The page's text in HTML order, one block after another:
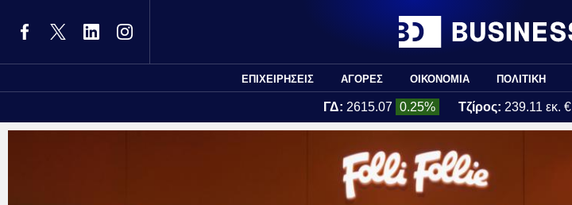
ΕΠΙΧΕΙΡΗΣΕΙΣ ΑΓΟΡΕΣ ΟΙΚΟΝΟΜΙΑ ΠΟΛΙΤΙΚΗ
ΓΔ: 2615.07 0.25% Τζίρος: 239.11 εκ. €